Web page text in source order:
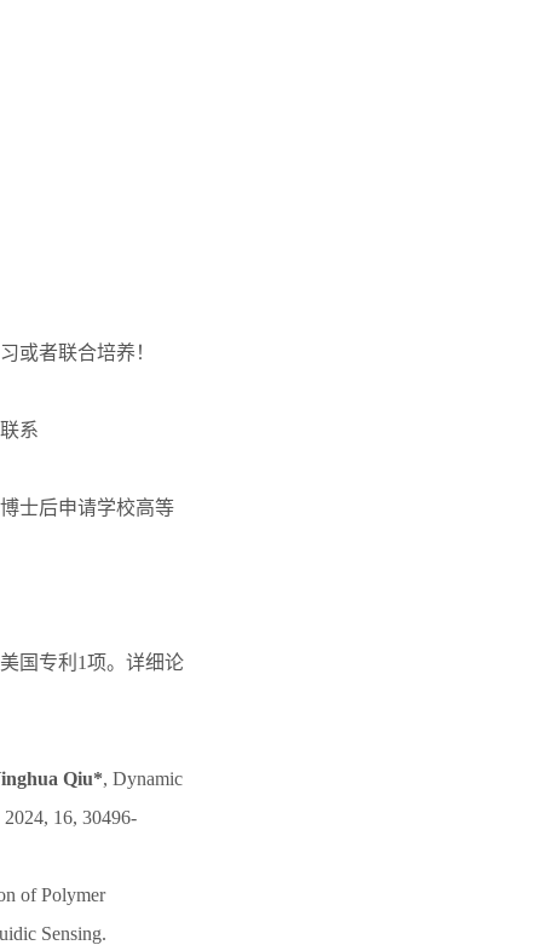
或者联合培养！
系
士后申请学校高等
国专利1项。详细论
Qiu*, Dynamic
16, 30496-
of Polymer
Sensing.